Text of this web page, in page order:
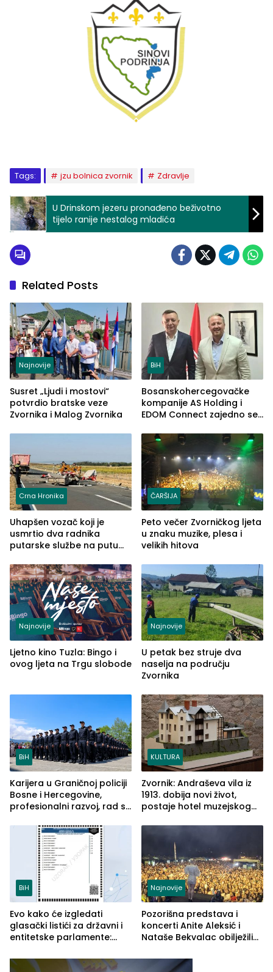
Tags: jzu bolnica zvornik Zdravlje
U Drinskom jezeru pronađeno beživotno
tijelo ranije nestalog mladića
Related Posts
Najnovije
Susret „Ljudi i mostovi“
potvrdio bratske veze
Zvornika i Malog Zvornika
BiH
Bosanskohercegovačke
kompanije AS Holding i
EDOM Connect zajedno se
Crna Hronika
Uhapšen vozač koji je
usmrtio dva radnika
putarske službe na putu
(FOTO)
ČARŠIJA
Peto večer Zvorničkog ljeta
u znaku muzike, plesa i
velikih hitova
Najnovije
Ljetno kino Tuzla: Bingo i
ovog ljeta na Trgu slobode
Najnovije
U petak bez struje dva
naselja na području
Zvornika
BiH
Karijera u Graničnoj policiji
Bosne i Hercegovine,
profesionalni razvoj, rad sa
služba građanima
KULTURA
Zvornik: Andraševa vila iz
1913. dobija novi život,
postaje hotel muzejskog
BiH
Evo kako će izgledati
glasački listići za državni i
entitetske parlamente:
vidljive na njima
Najnovije
Pozorišna predstava i
koncerti Anite Aleksić i
Nataše Bekvalac obilježili
ljeta (FOTO)